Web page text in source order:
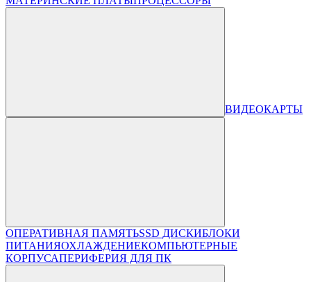
ВИДЕОКАРТЫ
ОПЕРАТИВНАЯ ПАМЯТЬSSD ДИСКИБЛОКИ
ПИТАНИЯОХЛАЖДЕНИЕКОМПЬЮТЕРНЫЕ
КОРПУСАПЕРИФЕРИЯ ДЛЯ ПК